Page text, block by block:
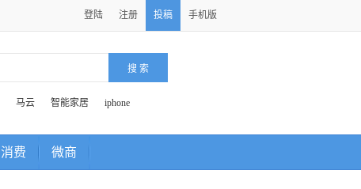
登陆 注册 投稿 手机版
马云 智能家居 iphone
消费 微商